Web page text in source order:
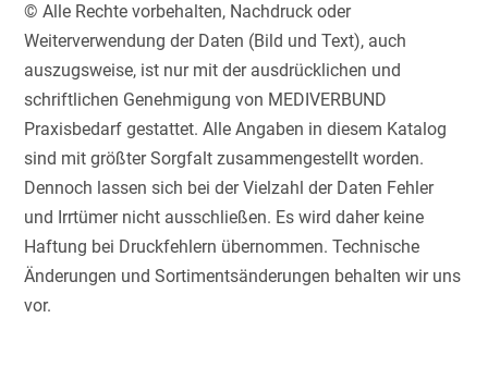
© Alle Rechte vorbehalten, Nachdruck oder
Weiterverwendung der Daten (Bild und Text), auch
auszugsweise, ist nur mit der ausdrücklichen und
schriftlichen Genehmigung von MEDIVERBUND
Praxisbedarf gestattet. Alle Angaben in diesem Katalog
sind mit größter Sorgfalt zusammengestellt worden.
Dennoch lassen sich bei der Vielzahl der Daten Fehler
und Irrtümer nicht ausschließen. Es wird daher keine
Haftung bei Druckfehlern übernommen. Technische
Änderungen und Sortimentsänderungen behalten wir uns
vor.